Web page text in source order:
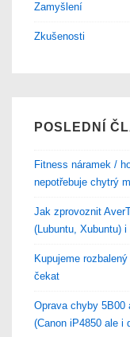
Zamyšlení
Zkušenosti
POSLEDNÍ
Fitness náramek /
nepotřebuje chytrý
Jak zprovoznit
(Lubuntu, Xubuntu)
Kupujeme
čekat
Oprava chyby 5B00
(Canon iP4850 ale i